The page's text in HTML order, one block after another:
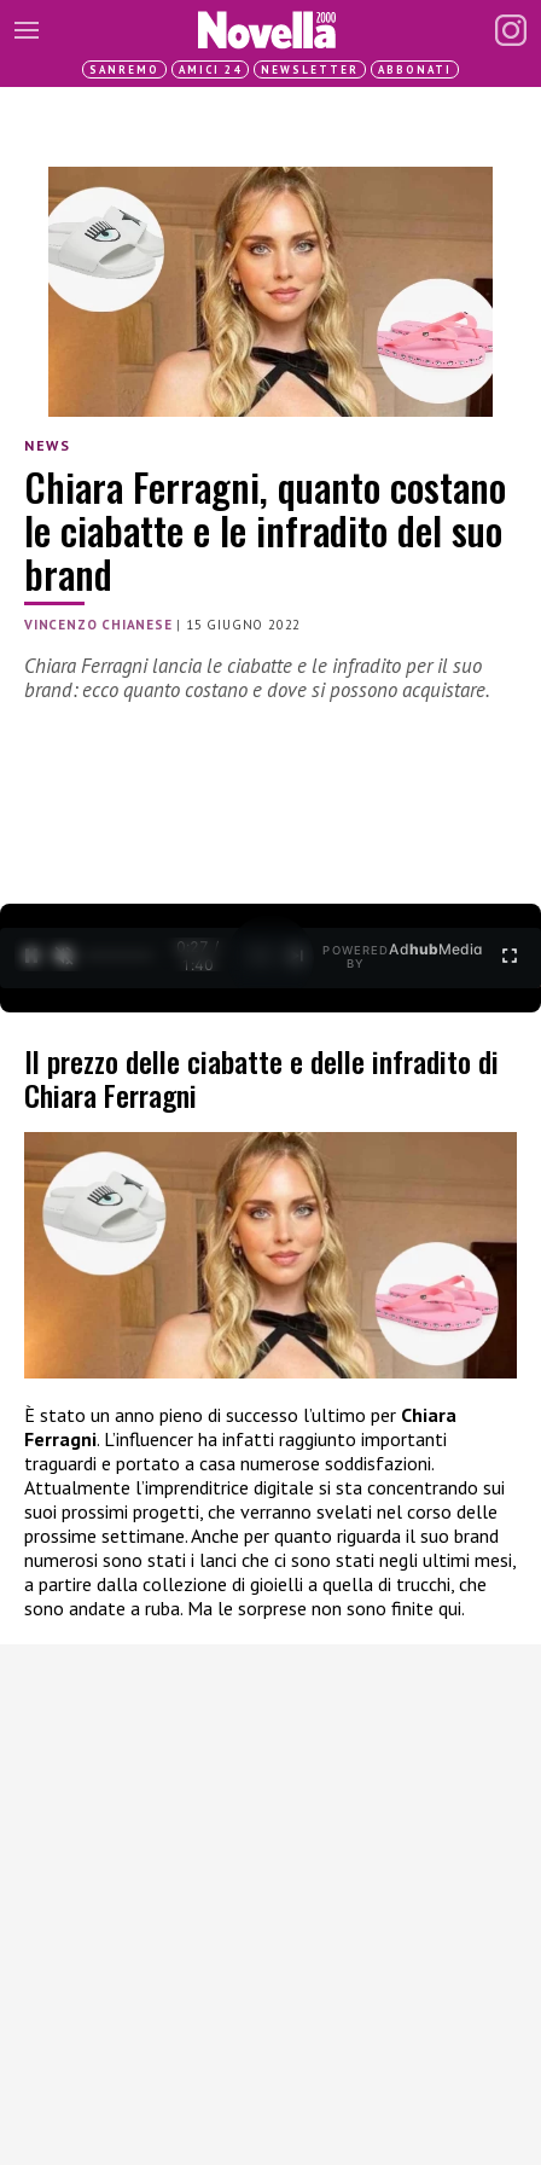
SANREMO AMICI 24 NEWSLETTER ABBONATI
NEWS
Chiara Ferragni, quanto costano
le ciabatte e le infradito del suo
brand
VINCENZO CHIANESE | 15 GIUGNO 2022
Chiara Ferragni lancia le ciabatte e le infradito per il suo
brand: ecco quanto costano e dove si possono acquistare.
0:27 /
1:40
POWERED
BY
AdhubMedia
Il prezzo delle ciabatte e delle infradito di
Chiara Ferragni
È stato un anno pieno di successo l’ultimo per Chiara
Ferragni. L’influencer ha infatti raggiunto importanti
traguardi e portato a casa numerose soddisfazioni.
Attualmente l’imprenditrice digitale si sta concentrando sui
suoi prossimi progetti, che verranno svelati nel corso delle
prossime settimane. Anche per quanto riguarda il suo brand
numerosi sono stati i lanci che ci sono stati negli ultimi mesi,
a partire dalla collezione di gioielli a quella di trucchi, che
sono andate a ruba. Ma le sorprese non sono finite qui.